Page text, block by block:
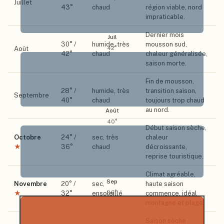
Juil
42°
Août
40°
Sep
36°
Juillet
43°
chaud
région viable, nord
impraticable.
Août
30° /
42°
humide, très
chaud
Dernier mois
mousson sud,
chaleur généralisée,
saison morte.
Septembre
28° /
40°
humide, très
chaud
Fin de mousson,
transition saison,
toujours trop chaud
au nord.
Octobre
★
24° /
36°
sec, très
chaud
Début saison sèche,
chaleur
décroissante,
reprise touristique.
Novembre
★
20° /
32°
sec,
ensoleillé
Climat agréable,
haute saison
commence, idéal